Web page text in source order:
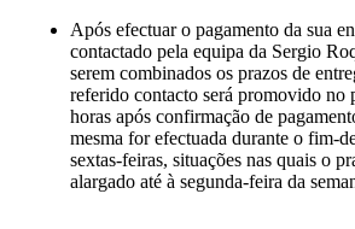
Após efectuar o pagamento da sua
contactado pela equipa da Sergio
serem combinados os prazos de
referido contacto será promovido no
horas após confirmação de
mesma for efectuada durante o fim-
sextas-feiras, situações nas quais o
alargado até à segunda-feira da